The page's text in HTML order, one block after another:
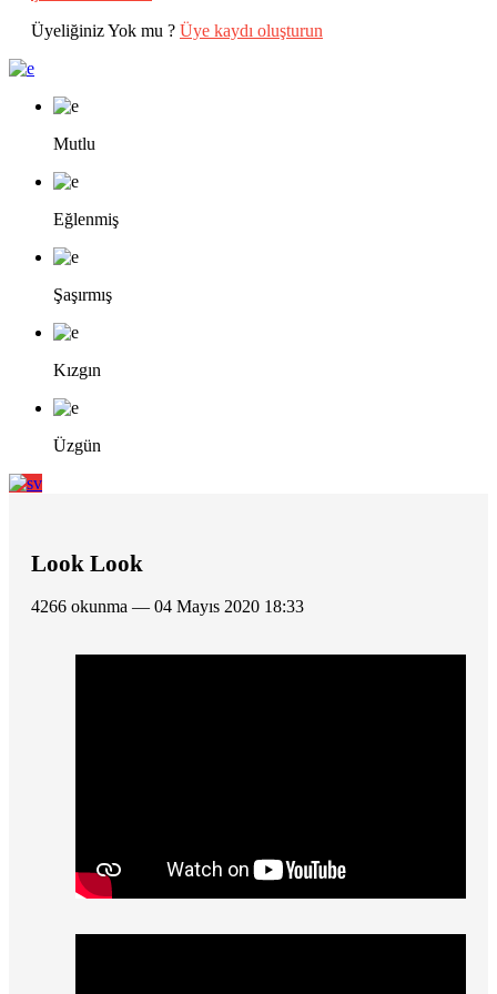
Üyeliğiniz Yok mu ? Üye kaydı oluşturun
Mutlu
Eğlenmiş
Şaşırmış
Kızgın
Üzgün
Look Look
4266 okunma — 04 Mayıs 2020 18:33